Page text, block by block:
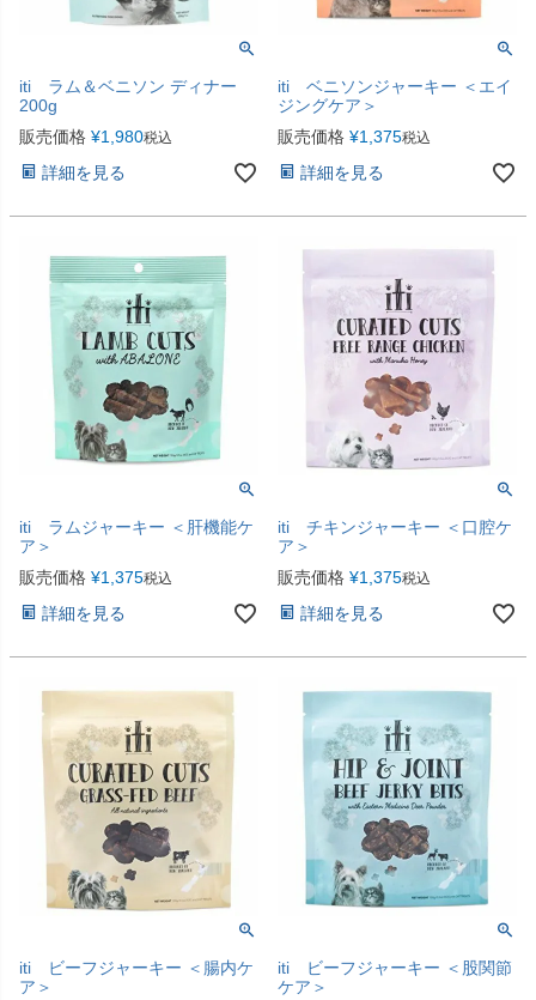
iti ラム＆ベニソン ディナー
200g
販売価格 ¥1,980税込
詳細を見る
iti ベニソンジャーキー ＜エイ
ジングケア＞
販売価格 ¥1,375税込
詳細を見る
iti ラムジャーキー ＜肝機能ケ
ア＞
販売価格 ¥1,375税込
詳細を見る
iti チキンジャーキー ＜口腔ケ
ア＞
販売価格 ¥1,375税込
詳細を見る
iti ビーフジャーキー ＜腸内ケ
ア＞
iti ビーフジャーキー ＜股関節
ケア＞